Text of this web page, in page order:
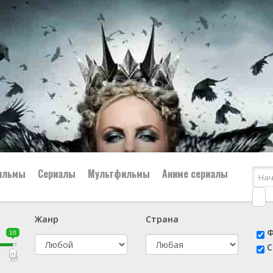
👨‍✈️ Военный
🕵️‍♂️ Детектив
Сериалы Мультфильмы Аниме сериалы
10
10
Жанр
Страна